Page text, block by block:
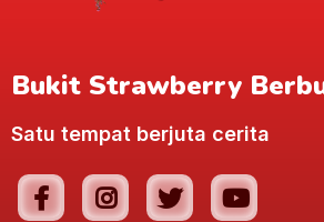
Bukit Strawberry
Satu tempat berjuta cerita